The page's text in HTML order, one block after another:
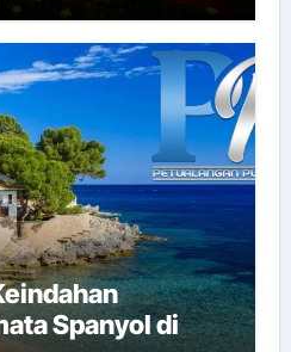
Spanyol di